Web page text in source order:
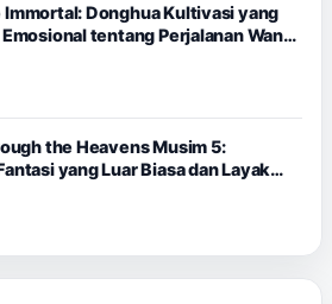
Immortal: Donghua Kultivasi yang
tentang Perjalanan Wang
the Heavens Musim 5:
yang Luar Biasa dan Layak